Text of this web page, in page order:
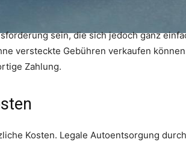
sein, die sich jedoch ganz
versteckte Gebühren verkaufen
Zahlung.
Kosten. Legale Autoentsorgung